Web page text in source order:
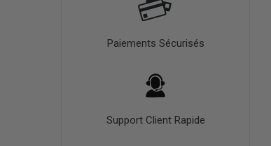
Paiements Sécurisés
Support Client Rapide